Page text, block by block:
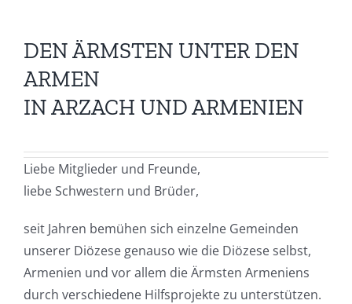
DEN ÄRMSTEN UNTER DEN
ARMEN
IN ARZACH UND ARMENIEN
Liebe Mitglieder und Freunde,
liebe Schwestern und Brüder,
seit Jahren bemühen sich einzelne Gemeinden
unserer Diözese genauso wie die Diözese selbst,
Armenien und vor allem die Ärmsten Armeniens
durch verschiedene Hilfsprojekte zu unterstützen.